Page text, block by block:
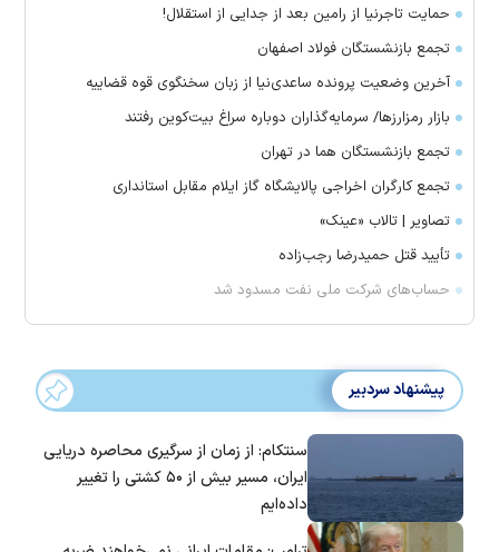
حمایت تاجرنیا از رامین بعد از جدایی از استقلال!
تجمع بازنشستگان فولاد اصفهان
آخرین وضعیت پرونده ساعدی‌نیا از زبان سخنگوی قوه قضاییه
بازار رمزارز‌ها/ سرمایه‌گذاران دوباره سراغ بیت‌کوین رفتند
تجمع بازنشستگان هما در تهران
تجمع کارگران اخراجی پالایشگاه گاز ایلام مقابل استانداری
تصاویر | تالاب «عینک»
تأیید قتل حمیدرضا رجب‌زاده
حساب‌های شرکت ملی نفت مسدود شد
پیشنهاد سردبیر
سنتکام: از زمان از سرگیری محاصره دریایی
ایران، مسیر بیش از ۵۰ کشتی را تغییر
داده‌ایم